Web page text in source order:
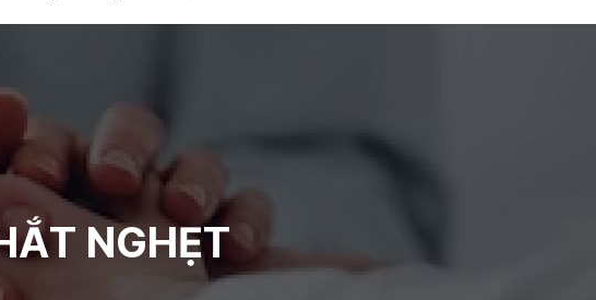
NGHẸT